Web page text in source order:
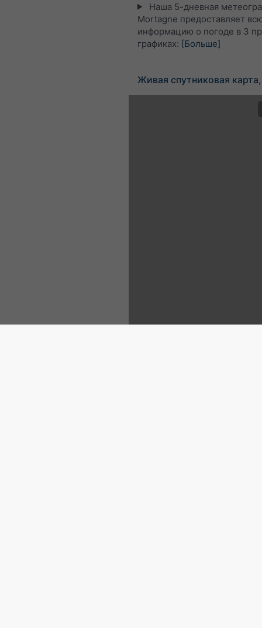
Наша 5-дневная
Mortagne предоставляет
информацию о погоде в 3
графиках: [Больше]
Живая спутниковая